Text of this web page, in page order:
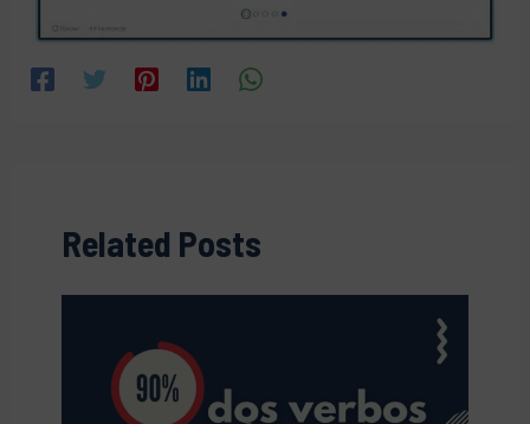
Related Posts